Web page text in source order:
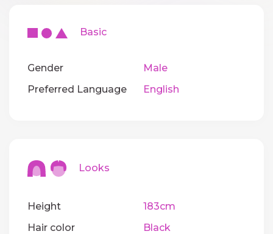
Basic
Gender
Male
Preferred Language
English
Looks
Height
183cm
Hair color
Black